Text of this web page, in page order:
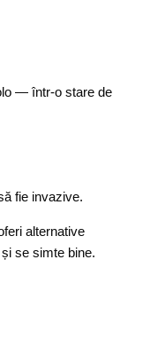
— într-o stare de
fie invazive.
alternative
se simte bine.